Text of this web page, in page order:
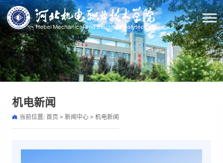
机电新闻
当前位置: 首页 > 新闻中心> 机电新闻